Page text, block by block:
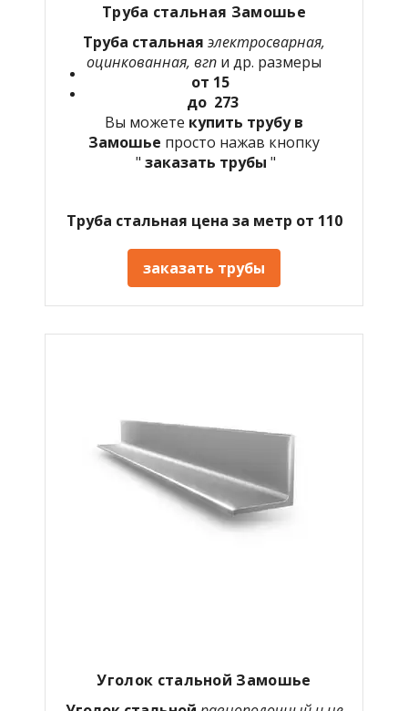
Труба стальная Замошье
Труба стальная электросварная,
оцинкованная, вгп и др. размеры
от 15
до 273
Вы можете купить трубу в
Замошье просто нажав кнопку
" заказать трубы "
Труба стальная цена за метр от 110
заказать трубы
Уголок стальной Замошье